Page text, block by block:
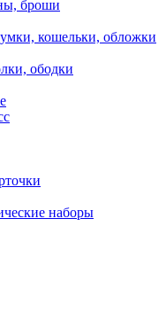
броши
кошельки, обложки
ободки
наборы